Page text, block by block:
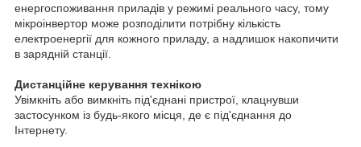
енергоспоживання приладів у режимі реального часу, тому
мікроінвертор може розподілити потрібну кількість
електроенергії для кожного приладу, а надлишок накопичити
в зарядній станції.
Дистанційне керування технікою
Увімкніть або вимкніть під'єднані пристрої, клацнувши
застосунком із будь-якого місця, де є під'єднання до
Інтернету.